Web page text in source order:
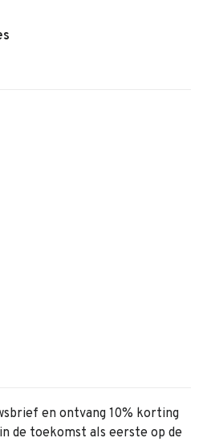
en ontvang 10% korting
de toekomst als eerste op de